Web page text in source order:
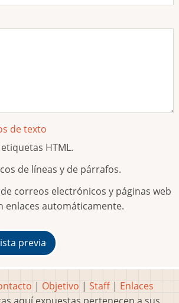
de texto
HTML.
de líneas y de párrafos.
correos electrónicos y páginas web
enlaces automáticamente.
| Objetivo | Staff| Enlaces